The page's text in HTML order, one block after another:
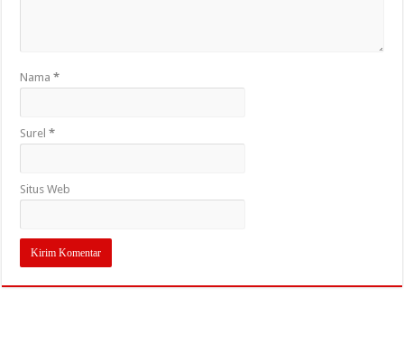
Nama*
Surel*
Situs Web